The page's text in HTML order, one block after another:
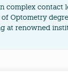
complex
Optometry
at renowned